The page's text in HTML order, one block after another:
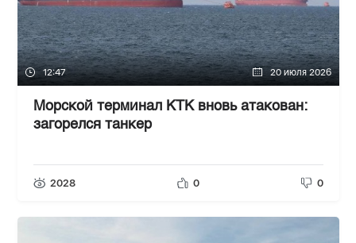
12:47 20 июля 2026
Морской терминал КТК вновь атакован:
загорелся танкер
2028 0 0